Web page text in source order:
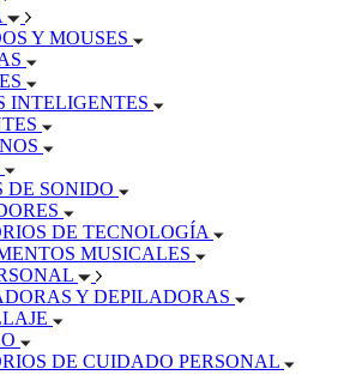
Y MOUSES
INTELIGENTES
DE SONIDO
DE TECNOLOGÍA
MUSICALES
Y DEPILADORAS
DE CUIDADO PERSONAL